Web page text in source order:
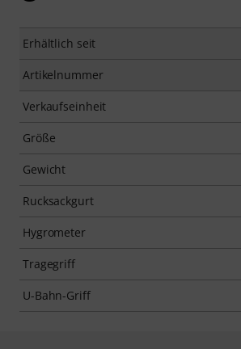
Erhältlich seit
Artikelnummer
Verkaufseinheit
Größe
Gewicht
Rucksackgurt
Hygrometer
Tragegriff
U-Bahn-Griff